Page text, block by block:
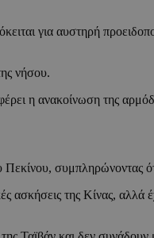
για αυστηρή
νήσου.
η ανακοίνωση της
συμπληρώνοντας
της Κίνας, αλλά